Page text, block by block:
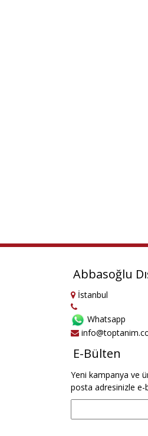
Abbasoğlu
İstanbul
Whatsapp
E-Bülten
Yeni kampanya ve
posta adresinizle